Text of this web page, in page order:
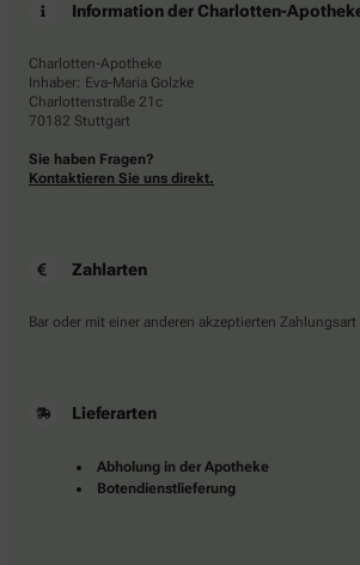
Information der Charlotten-
Charlotten-Apotheke
Inhaber: Eva-Maria Golzke
Charlottenstraße 21c
70182 Stuttgart
Sie haben Fragen?
Kontaktieren Sie uns direkt.
Zahlarten
Bar oder mit einer anderen akzeptierten
Lieferarten
Abholung in der Apotheke
Botendienstlieferung